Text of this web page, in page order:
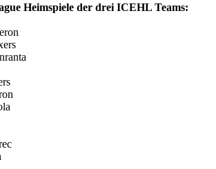
Heimspiele der drei ICEHL Teams: